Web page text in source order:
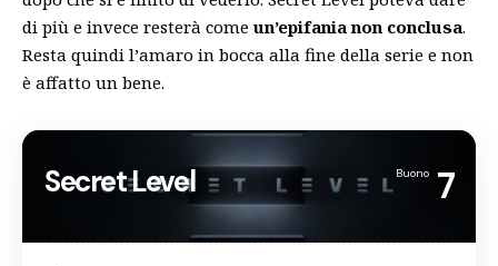
di più e invece resterà come un’epifania non conclusa.
Resta quindi l’amaro in bocca alla fine della serie e non
è affatto un bene.
Secret Level Buono 7